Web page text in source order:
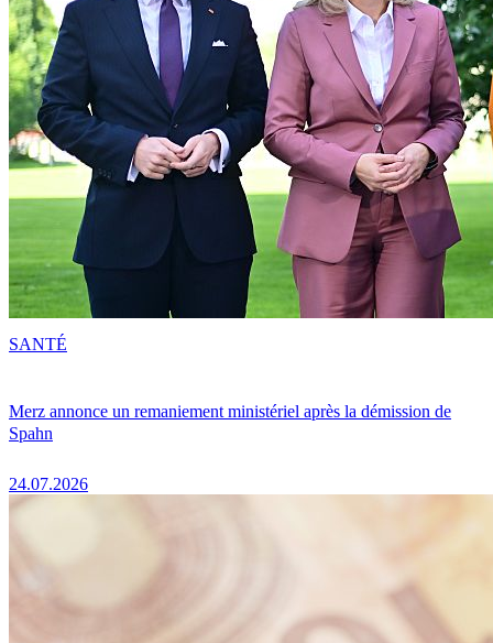
Merz annonce un remaniement ministériel après la démission de
Spahn
24.07.2026
SANTÉ